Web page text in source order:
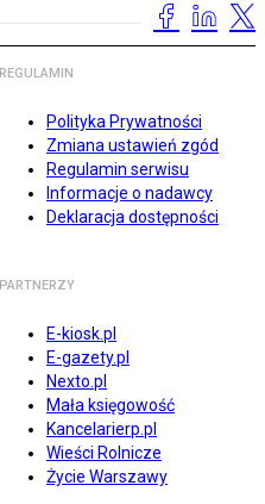
REGULAMIN
Polityka Prywatności
Zmiana ustawień zgód
Regulamin serwisu
Informacje o nadawcy
Deklaracja dostępności
PARTNERZY
E-kiosk.pl
E-gazety.pl
Nexto.pl
Mała księgowość
Kancelarierp.pl
Wieści Rolnicze
Życie Warszawy